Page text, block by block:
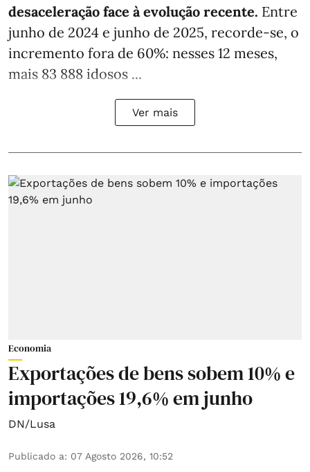
desaceleração face à evolução recente. Entre
junho de 2024 e junho de 2025, recorde-se, o
incremento fora de 60%: nesses 12 meses,
mais 83 888 idosos ...
Ver mais
Economia
Exportações de bens sobem 10% e
importações 19,6% em junho
DN/Lusa
Publicado a: 07 Agosto 2026, 10:52